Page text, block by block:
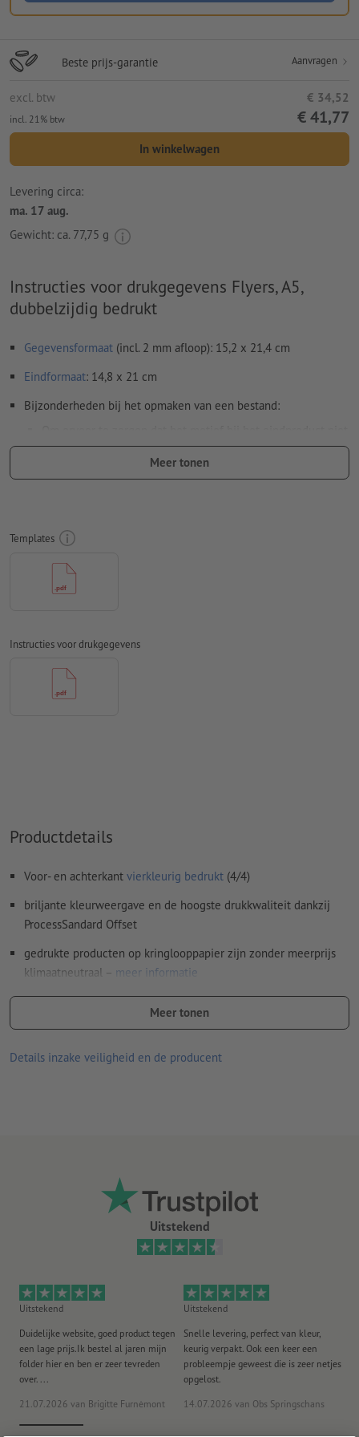
Beste prijs-garantie Aanvragen
excl. btw € 34,52
incl. 21% btw € 41,77
In winkelwagen
Levering circa:
ma. 17 aug.
Gewicht: ca. 77,75 g
Instructies voor drukgegevens Flyers, A5,
dubbelzijdig bedrukt
Gegevensformaat (incl. 2 mm afloop): 15,2 x 21,4 cm
Eindformaat: 14,8 x 21 cm
Bijzonderheden bij het opmaken van een bestand:
op de kop staat, dient in het opgemaakte bestand rekening
te worden gehouden met deleesrichting
Rondom 2 mm
ten minste 4 mm afstand ten opzichte van het eindformaat
Lettertypes
naar krommen
papier, FOGRA52 (PSO Uncoated v3 FOGRA52) voor
Spel- en zetfouten
Meer tonen
Templates
Instructies voor drukgegevens
Productdetails
Voor- en achterkant vierkleurig bedrukt (4/4)
briljante kleurweergave en de hoogste drukkwaliteit dankzij
ProcessSandard Offset
gedrukte producten op kringlooppapier zijn zonder meerprijs
klimaatneutraal – meer informatie
Des te hoger het gramsgewicht, des te beter zijn de stevigheid
en de lichtdekking van het papier
Meer tonen
Details inzake veiligheid en de producent
Uitstekend
Uitstekend
Duidelijke website, goed product tegen
een lage prijs.Ik bestel al jaren mijn
folder hier en ben er zeer tevreden
over. ...
21.07.2026 van Brigitte Furnèmont
Uitstekend
Snelle levering, perfect van kleur,
keurig verpakt. Ook een keer een
probleempje geweest die is zeer netjes
opgelost.
14.07.2026 van Obs Springschans